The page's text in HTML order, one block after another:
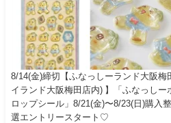
8/14(金)締切【ふなっしーランド大阪梅
イランド大阪梅田店内) 】「ふなっしー
ロップシール」8/21(金)〜8/23(日)購入
選エントリースタート♡